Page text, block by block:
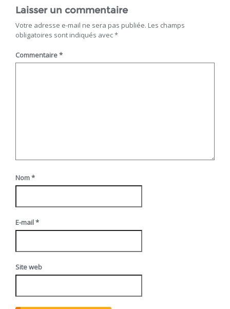
Laisser un commentaire
Votre adresse e-mail ne sera pas publiée. Les champs
obligatoires sont indiqués avec*
Commentaire*
Nom*
E-mail*
Site web